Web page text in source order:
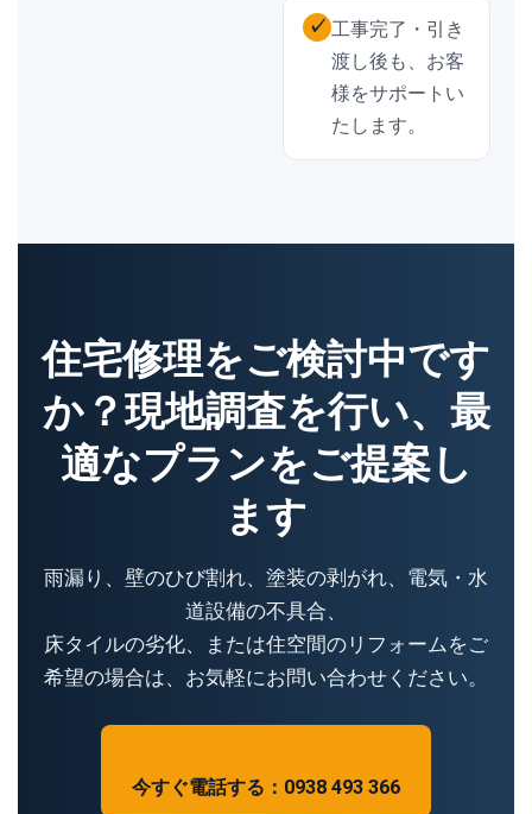
✓ 工事完了・引き
渡し後も、お客
様をサポートい
たします。
住宅修理をご検討中です
か？現地調査を行い、最
適なプランをご提案し
ます
雨漏り、壁のひび割れ、塗装の剥がれ、電気・水
道設備の不具合、
床タイルの劣化、または住空間のリフォームをご
希望の場合は、お気軽にお問い合わせください。
今すぐ電話する：0938 493 366